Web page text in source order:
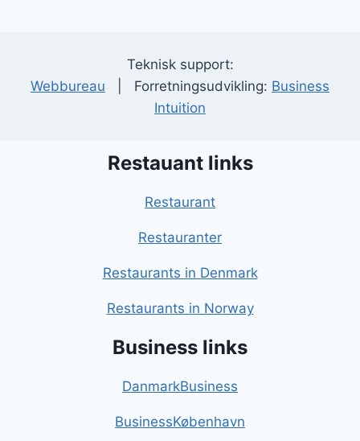
Teknisk support:
Webbureau | Forretningsudvikling: Business
Intuition
Restauant links
Restaurant
Restauranter
Restaurants in Denmark
Restaurants in Norway
Business links
DanmarkBusiness
BusinessKøbenhavn